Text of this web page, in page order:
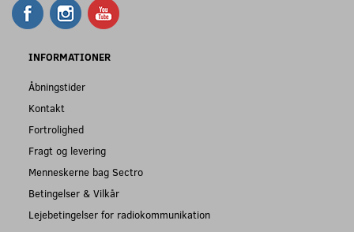
INFORMATIONER
Åbningstider
Kontakt
Fortrolighed
Fragt og levering
Menneskerne bag Sectro
Betingelser & Vilkår
Lejebetingelser for radiokommunikation